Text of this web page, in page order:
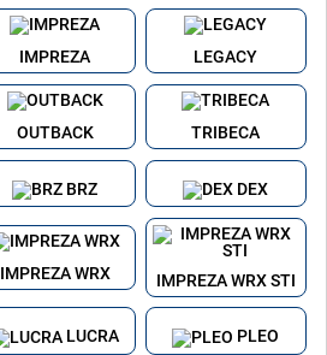
IMPREZA LEGACY
OUTBACK TRIBECA
BRZ DEX
IMPREZA WRX IMPREZA WRX STI
LUCRA PLEO